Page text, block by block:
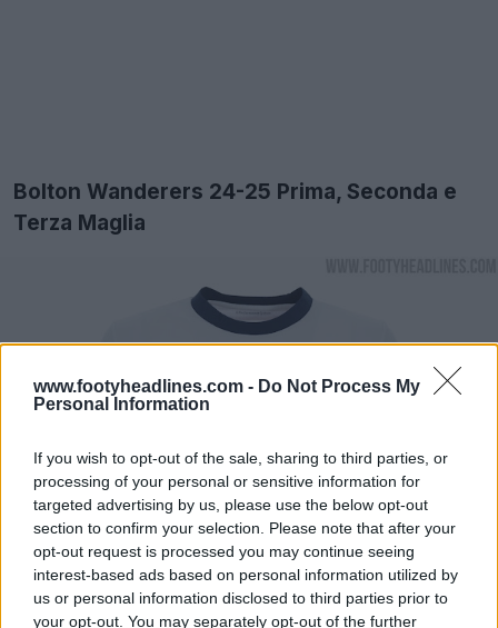
www.footyheadlines.com - Do Not Process My
Personal Information
If you wish to opt-out of the sale, sharing to third parties, or
processing of your personal or sensitive information for
targeted advertising by us, please use the below opt-out
section to confirm your selection. Please note that after your
opt-out request is processed you may continue seeing
interest-based ads based on personal information utilized by
us or personal information disclosed to third parties prior to
your opt-out. You may separately opt-out of the further
Bolton Wanderers 24-25 Prima, Seconda e
Terza Maglia